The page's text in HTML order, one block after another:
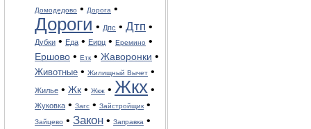
Домодедово • Дорога •
Дороги • Дпс • Дтп •
Дубки • Еда • Еирц • Еремино •
Ершово • Етк • Жаворонки •
Животные • Жилищный Вычет •
Жилье • Жк • Жкж • Жкх •
Жуковка • Загс • Зайстройщик •
Зайцево • Закон • Заправка •